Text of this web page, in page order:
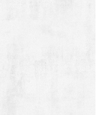
с петельным крюком RUO
с потолочным крюком RUС
с простым крюком RUL